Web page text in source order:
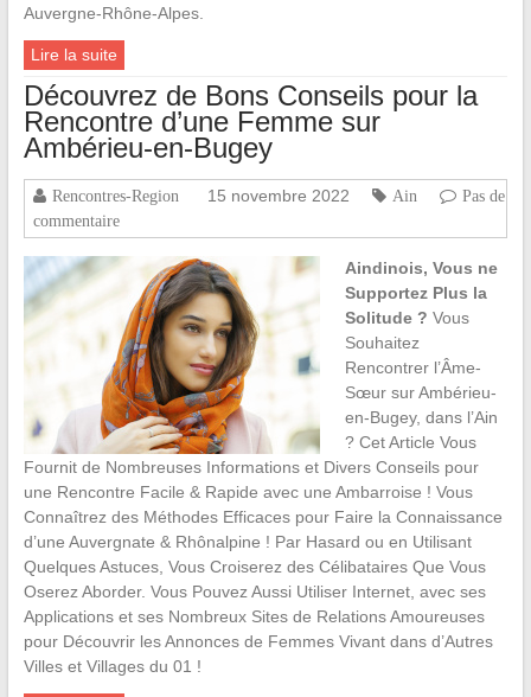
Auvergne-Rhône-Alpes.
Lire la suite
Découvrez de Bons Conseils pour la
Rencontre d’une Femme sur
Ambérieu-en-Bugey
Rencontres-Region 15 novembre 2022 Ain
Pas de
commentaire
Aindinois, Vous ne
Supportez Plus la
Solitude ? Vous
Souhaitez
Rencontrer l’Âme-
Sœur sur Ambérieu-
en-Bugey, dans l’Ain
? Cet Article Vous
Fournit de Nombreuses Informations et Divers Conseils pour
une Rencontre Facile & Rapide avec une Ambarroise ! Vous
Connaîtrez des Méthodes Efficaces pour Faire la Connaissance
d’une Auvergnate & Rhônalpine ! Par Hasard ou en Utilisant
Quelques Astuces, Vous Croiserez des Célibataires Que Vous
Oserez Aborder. Vous Pouvez Aussi Utiliser Internet, avec ses
Applications et ses Nombreux Sites de Relations Amoureuses
pour Découvrir les Annonces de Femmes Vivant dans d’Autres
Villes et Villages du 01 !